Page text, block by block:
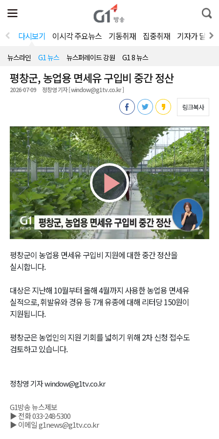
전
체
뉴
열
통
합
색
다시보기 이시각 주요뉴스 기동취재 집중취재 기자가 달려
뉴스라인 G1 뉴스 뉴스퍼레이드 강원 G1 8 뉴스
평창군, 농업용 면세유 구입비 중간 정산
2026-07-09 정창영 기자 [ window@g1tv.co.kr ]
링크복사
Play
Video
평창군이 농업용 면세유 구입비 지원에 대한 중간 정산을
실시합니다.
대상은 지난해 10월부터 올해 4월까지 사용한 농업용 면세유
실적으로, 휘발유와 경유 등 7개 유종에 대해 리터당 150원이
지원됩니다.
평창군은 농업인의 지원 기회를 넓히기 위해 2차 신청 접수도
검토하고 있습니다.
정창영 기자 window@g1tv.co.kr
G1방송 뉴스제보
▶ 전화 033-248-5300
▶ 이메일 g1news@g1tv.co.kr